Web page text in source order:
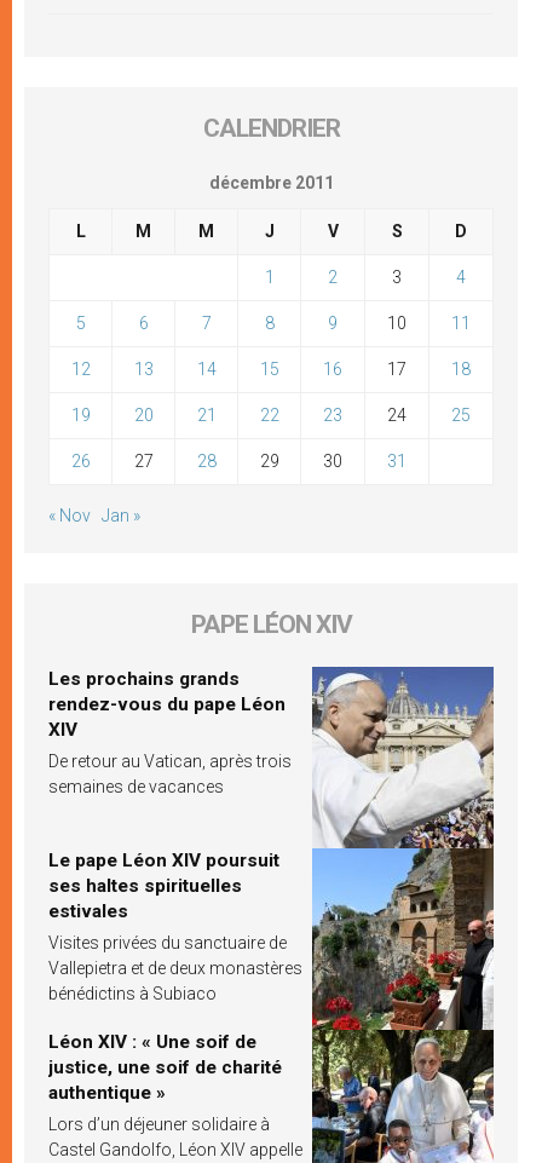
CALENDRIER
décembre 2011
L M M J V S D
1 2 3 4
5 6 7 8 9 10 11
12 13 14 15 16 17 18
19 20 21 22 23 24 25
26 27 28 29 30 31
« Nov Jan »
PAPE LÉON XIV
Les prochains grands
rendez-vous du pape Léon
XIV
De retour au Vatican, après trois
semaines de vacances
Le pape Léon XIV poursuit
ses haltes spirituelles
estivales
Visites privées du sanctuaire de
Vallepietra et de deux monastères
bénédictins à Subiaco
Léon XIV : « Une soif de
justice, une soif de charité
authentique »
Lors d’un déjeuner solidaire à
Castel Gandolfo, Léon XIV appelle